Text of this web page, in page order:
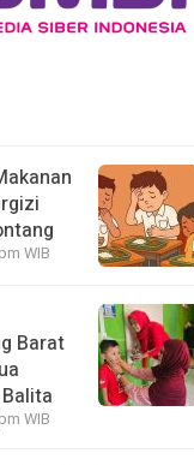
WIB
Barat
WIB